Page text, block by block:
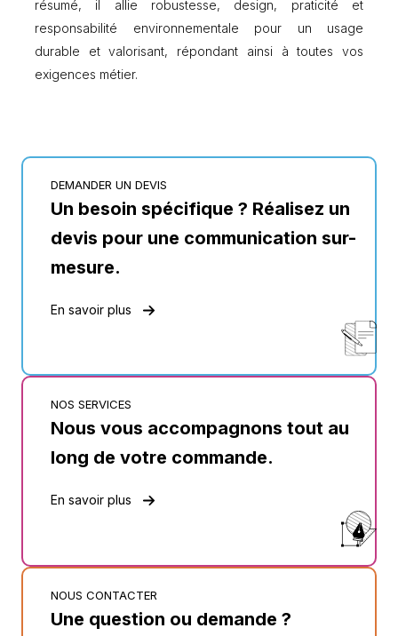
résumé, il allie robustesse, design, praticité et
responsabilité environnementale pour un usage
durable et valorisant, répondant ainsi à toutes vos
exigences métier.
DEMANDER UN DEVIS
Un besoin spécifique ? Réalisez un
devis pour une communication sur-
mesure.
En savoir plus
NOS SERVICES
Nous vous accompagnons tout au
long de votre commande.
En savoir plus
NOUS CONTACTER
Une question ou demande ?